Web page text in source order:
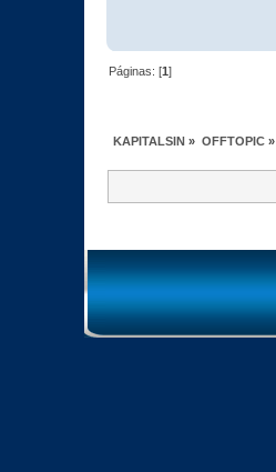
Páginas: [1]
KAPITALSIN » OFFTOPIC»